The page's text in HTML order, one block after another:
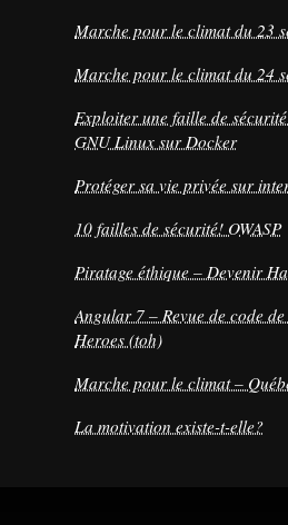
Marche pour le climat du 23
Marche pour le climat du 24
Exploiter une faille de
GNU Linux sur Docker
Protéger sa vie privée sur
10 failles de sécurité! OWASP
Piratage éthique – Devenir
Angular 7 – Revue de code
Heroes (toh)
Marche pour le climat –
La motivation existe-t-elle?